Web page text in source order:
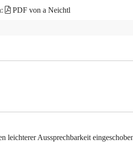
PDF von a Neichtl
leichterer Aussprechbarkeit